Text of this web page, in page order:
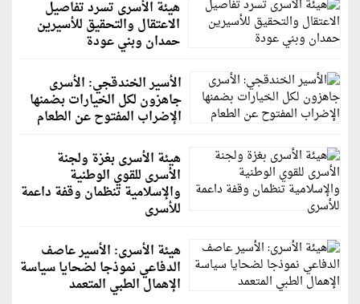
هيئة الأسرى تسرد تفاصيل
الاعتقال والتحقيق للأسيرين
حمدان وبني عودة
الأسير الخندقجي: الأسرى
جاهزون لكل الخيارات بضمنها
الإضراب المفتوح عن الطعام
هيئة الأسرى بغزة ولجنة
الأسرى للقوي الوطنية
والإسلامية تنظمان وقفة داعمة
للأسرى
هيئة الأسرى: الأسير عاصف
الدفاعي نموذجا لضحايا سياسة
الإهمال الطبي المتعمد